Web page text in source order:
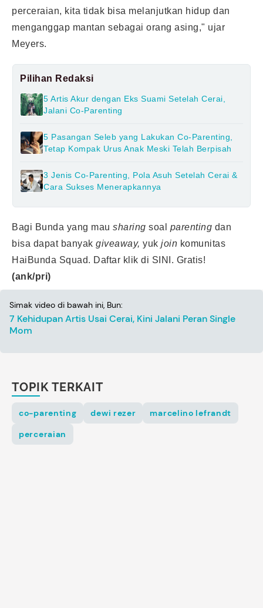
perceraian, kita tidak bisa melanjutkan hidup dan
menganggap mantan sebagai orang asing," ujar
Meyers.
Pilihan Redaksi
5 Artis Akur dengan Eks Suami Setelah Cerai,
Jalani Co-Parenting
5 Pasangan Seleb yang Lakukan Co-Parenting,
Tetap Kompak Urus Anak Meski Telah Berpisah
3 Jenis Co-Parenting, Pola Asuh Setelah Cerai &
Cara Sukses Menerapkannya
Bagi Bunda yang mau sharing soal parenting dan
bisa dapat banyak giveaway, yuk join komunitas
HaiBunda Squad. Daftar klik di SINI . Gratis!
(ank/pri)
Simak video di bawah ini, Bun:
7 Kehidupan Artis Usai Cerai, Kini Jalani Peran Single
Mom
TOPIK TERKAIT
co-parenting dewi rezer
marcelino lefrandt
perceraian